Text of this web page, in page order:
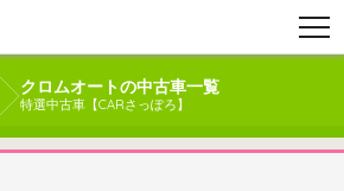
クロムオートの中古車一覧
特選中古車【CARさっぽろ】